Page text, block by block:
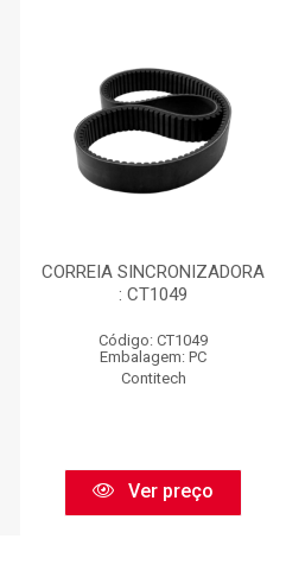
CORREIA SINCRONIZADORA
: CT1049
Código: CT1049
Embalagem: PC
Contitech
Ver preço